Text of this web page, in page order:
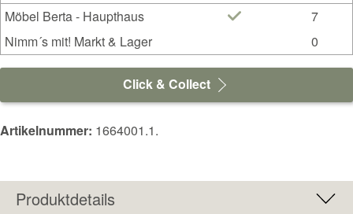
Möbel Berta - Haupthaus
7
Nimm´s mit! Markt & Lager
0
Click & Collect
Artikelnummer: 1664001.1.
Produktdetails